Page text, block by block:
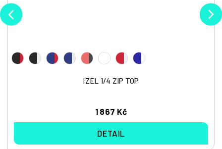
IZEL 1/4 ZIP TOP
1 867 Kč
DETAIL